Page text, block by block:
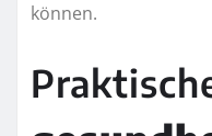
können.